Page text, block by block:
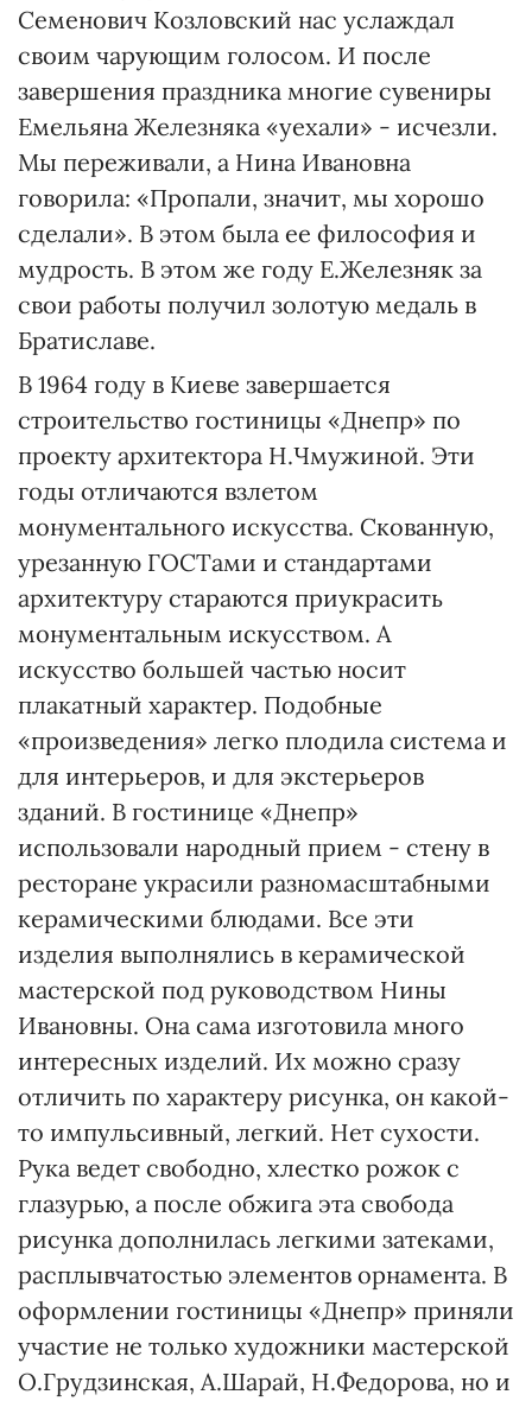
Семенович Козловский нас услаждал
своим чарующим голосом. И после
завершения праздника многие сувениры
Емельяна Железняка «уехали» - исчезли.
Мы переживали, а Нина Ивановна
говорила: «Пропали, значит, мы хорошо
сделали». В этом была ее философия и
мудрость. В этом же году Е.Железняк за
свои работы получил золотую медаль в
Братиславе.
В 1964 году в Киеве завершается
строительство гостиницы «Днепр» по
проекту архитектора Н.Чмужиной. Эти
годы отличаются взлетом
монументального искусства. Скованную,
урезанную ГОСТами и стандартами
архитектуру стараются приукрасить
монументальным искусством. А
искусство большей частью носит
плакатный характер. Подобные
«произведения» легко плодила система и
для интерьеров, и для экстерьеров
зданий. В гостинице «Днепр»
использовали народный прием - стену в
ресторане украсили разномасштабными
керамическими блюдами. Все эти
изделия выполнялись в керамической
мастерской под руководством Нины
Ивановны. Она сама изготовила много
интересных изделий. Их можно сразу
отличить по характеру рисунка, он какой-
то импульсивный, легкий. Нет сухости.
Рука ведет свободно, хлестко рожок с
глазурью, а после обжига эта свобода
рисунка дополнилась легкими затеками,
расплывчатостью элементов орнамента. В
оформлении гостиницы «Днепр» приняли
участие не только художники мастерской
О.Грудзинская, А.Шарай, Н.Федорова, но и